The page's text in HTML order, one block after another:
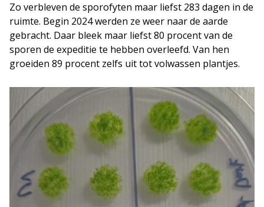
Zo verbleven de sporofyten maar liefst 283 dagen in de
ruimte. Begin 2024 werden ze weer naar de aarde
gebracht. Daar bleek maar liefst 80 procent van de
sporen de expeditie te hebben overleefd. Van hen
groeiden 89 procent zelfs uit tot volwassen plantjes.